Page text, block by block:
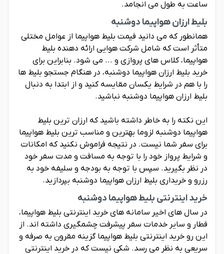
ساعت به طول می انجامد.
بلیط ارزان هواپیما دوشنبه
همانطور که می دانید قیمت بلیط هواپیما از عوامل مختلی
متأثر است که شامل شرکت هوایی ارائه دهنده بلیط
هواپیما، کلاس های پروازی و ... می شود. بنابراین برای
خرید بلیط ارزان هواپیما دوشنبه، در هنگام جستجو بلیط ها
را با هم در شرایط یکسان مقایسه کنید و از ابتدا به دنبال
بلیط ارزان هواپیما دوشنبه نباشید.
این نکته را به خاطر داشته باشید که ارزان ترین بلیط
هواپیما دوشنبه لزوما بهترین و مناسب ترین بلیط هواپیما
برای سفر شما نیست. در نتیجه فراموش نکنید که امکانات
و شرایط پرواز خود را با توجه به مسافت و مدت سفر خود
در نظر بگیرید. سپس با توجه به بودجه و سلیفه خود به
رزرو و خریداری بلیط ارزان هواپیما دوشنبه بپردازید.
خرید اینترنتی بلیط هواپیما دوشنبه
در سال های اخیر سامانه های خرید اینترنتی بلیط هواپیما،
قطار و سایر خدمات سفر پیشرفت چشمگیری داشته اند. از
این رو خرید اینترنتی بلیط هواپیما گزینه مقرون به صرفه و
سریعی به نظر می رسد. شکی نیست که در خرید اینترنتی